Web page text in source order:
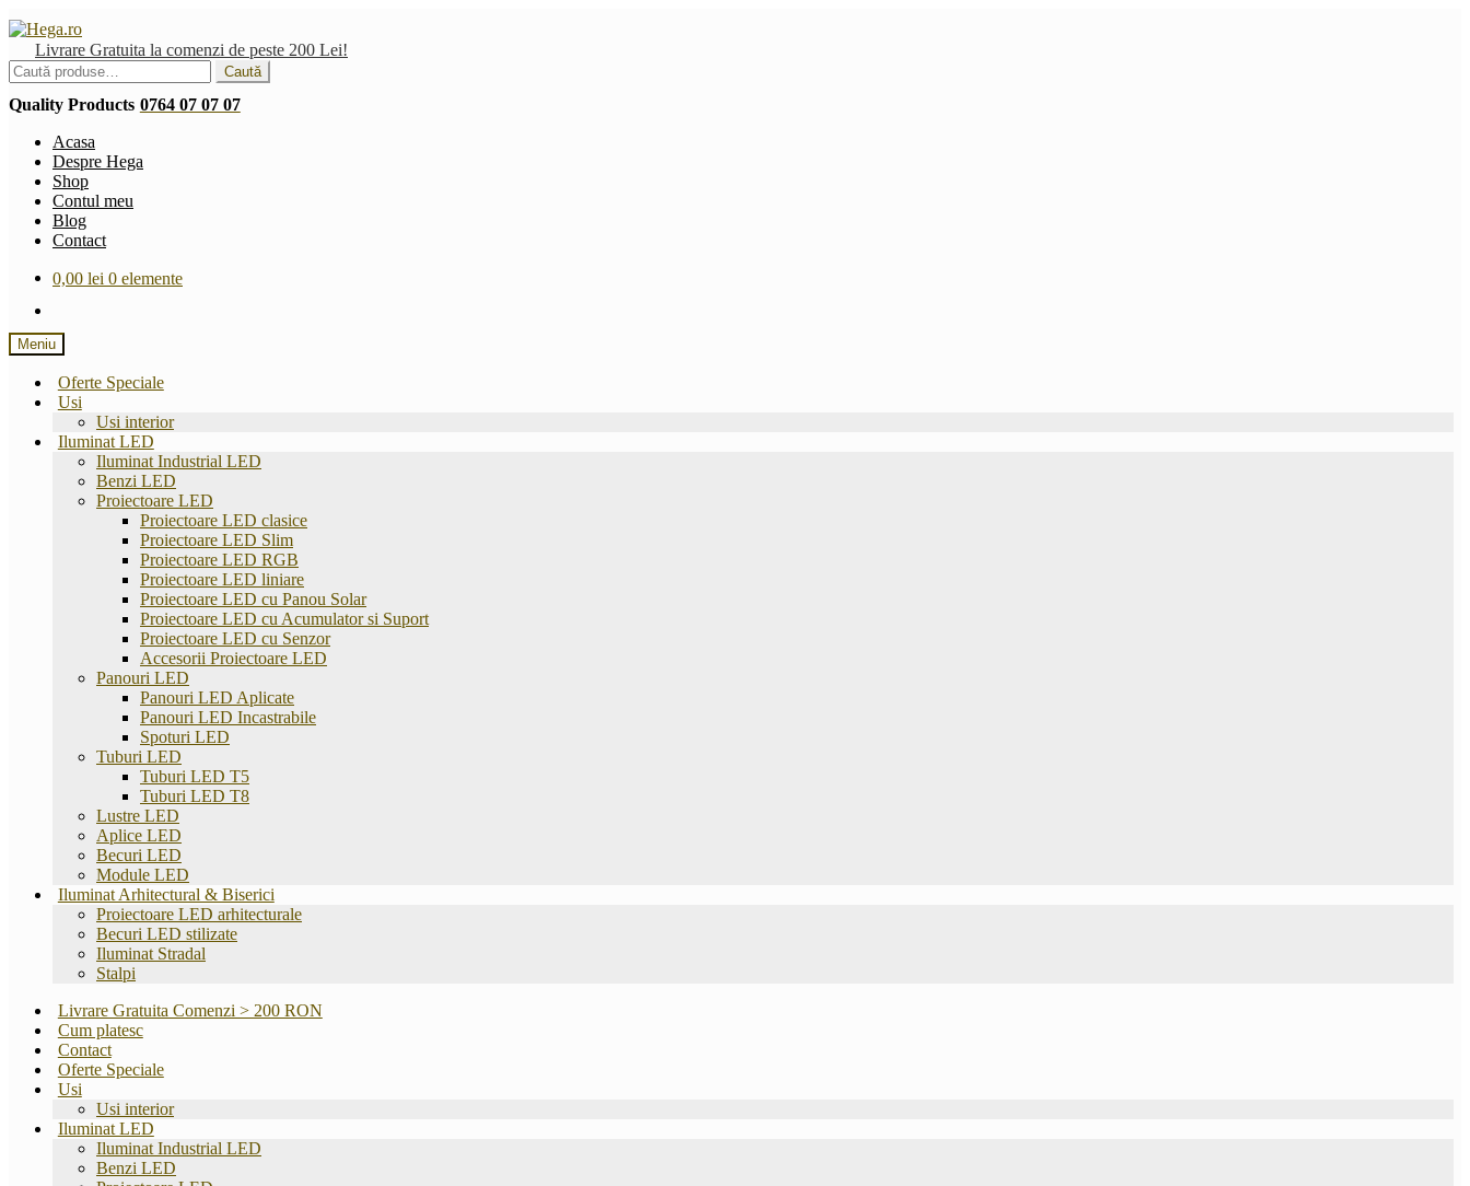
Sari
navigare
Sari
conținut
Livrare Gratuita la comenzi de peste 200 Lei!
Caută
după:
Caută
Quality Products 0764 07 07 07
Acasa
Despre Hega
Shop
Contul meu
Blog
Contact
0,00 lei 0 elemente
Meniu
Oferte Speciale
Usi
Usi interior
Iluminat LED
Iluminat Industrial LED
Benzi LED
Proiectoare LED
Proiectoare LED clasice
Proiectoare LED Slim
Proiectoare LED RGB
Proiectoare LED liniare
Proiectoare LED cu Panou Solar
Proiectoare LED cu Acumulator si Suport
Proiectoare LED cu Senzor
Accesorii Proiectoare LED
Panouri LED
Panouri LED Aplicate
Panouri LED Incastrabile
Spoturi LED
Tuburi LED
Tuburi LED T5
Tuburi LED T8
Lustre LED
Aplice LED
Becuri LED
Module LED
Iluminat Arhitectural & Biserici
Proiectoare LED arhitecturale
Becuri LED stilizate
Iluminat Stradal
Stalpi
Livrare Gratuita Comenzi > 200 RON
Cum platesc
Contact
Oferte Speciale
Usi
Usi interior
Iluminat LED
Iluminat Industrial LED
Benzi LED